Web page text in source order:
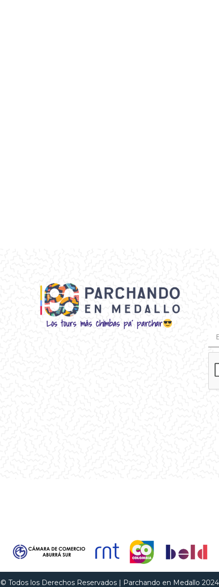
Los tours más chimbas pa´ parchar
© Todos los Derechos Reservados | Parchando en Medallo 2024